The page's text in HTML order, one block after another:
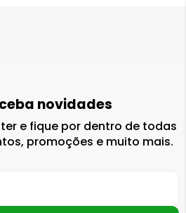
novidades
e fique por dentro de todas
promoções e muito mais.